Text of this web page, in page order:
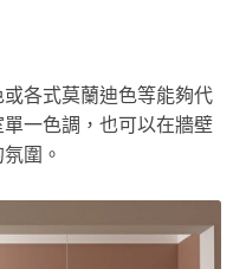
各式莫蘭迪色等能夠代
一色調，也可以在牆壁
圍。